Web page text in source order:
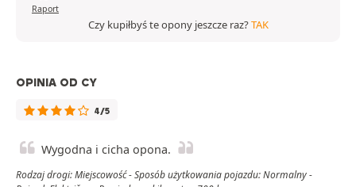
Raport
Czy kupiłbyś te opony jeszcze raz?TAK
OPINIA OD CY
4/5
Wygodna i cicha opona.
Rodzaj drogi: Miejscowość - Sposób użytkowania pojazdu: Normalny -